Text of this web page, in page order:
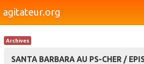
agitateur.org
Archives
SANTA BARBARA AU PS-CHER /